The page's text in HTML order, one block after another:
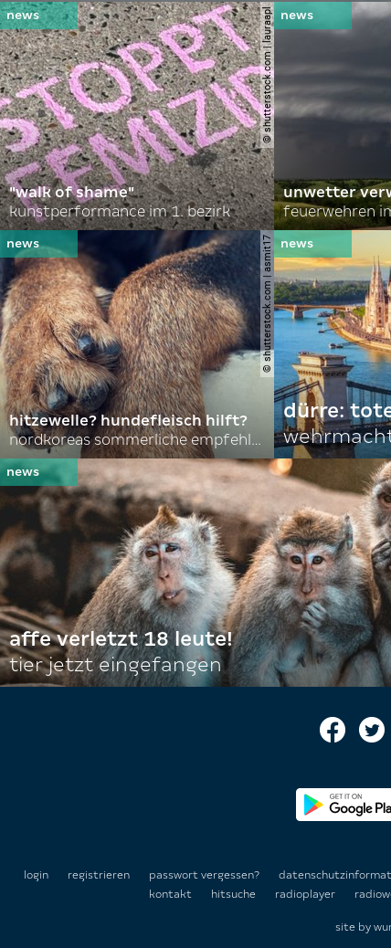
© shutterstock.com | lauraapl
"walk of shame"
kunstperformance im 1. bezirk
unwetter
feuerwehren
© shutterstock.com | asmit17
hitzewelle? hundefleisch hilft?
nordkoreas sommerliche empfehlungen
dürre:
affe verletzt 18 leute!
tier jetzt eingefangen
login registrieren passwort vergessen?
kontakt
hitsuche radioplayer
site by